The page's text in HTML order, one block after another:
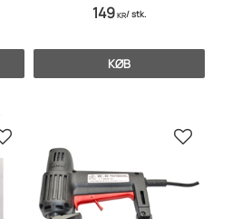
149KR/stk.
KØB
Gem som favorit Gem